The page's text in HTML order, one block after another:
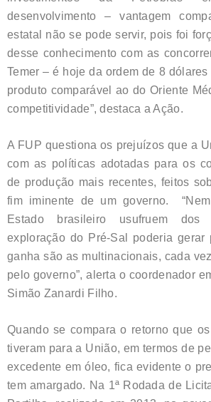
desenvolvimento – vantagem
estatal não se pode servir, pois foi
desse conhecimento com as
Temer – é hoje da ordem de 8
produto comparável ao do Oriente
competitividade”, destaca a Ação.
A FUP questiona os prejuízos que a
com as políticas adotadas para os
de produção mais recentes, feitos
fim iminente de um governo.
Estado brasileiro usufruem
exploração do Pré-Sal poderia gerar
ganha são as multinacionais, cada
pelo governo”, alerta o coordenador
Simão Zanardi Filho.
Quando se compara o retorno que
tiveram para a União, em termos de
excedente em óleo, fica evidente o
tem amargado. Na 1ª Rodada de